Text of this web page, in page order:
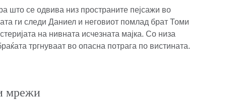
што се одвива низ пространите пејсажи во
ги следи Даниел и неговиот помлад брат Томи
на нивната исчезната мајка. Со низа
тргнуваат во опасна потрага по вистината.
мрежи